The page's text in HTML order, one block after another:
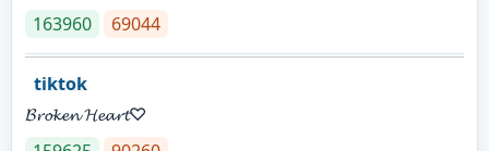
163960
69044
tiktok
𝓑𝓻𝓸𝓴𝓮𝓷 𝓗𝓮𝓪𝓻𝓽♡